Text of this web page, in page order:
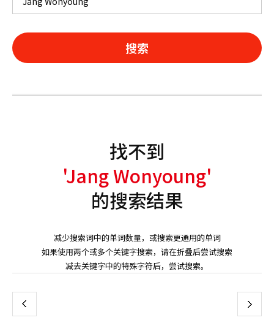
搜索
找不到
'Jang Wonyoung'
的搜索结果
减少搜索词中的单词数量，或搜索更通用的单词
如果使用两个或多个关键字搜索，请在折叠后尝试搜索
减去关键字中的特殊字符后，尝试搜索。
上 下